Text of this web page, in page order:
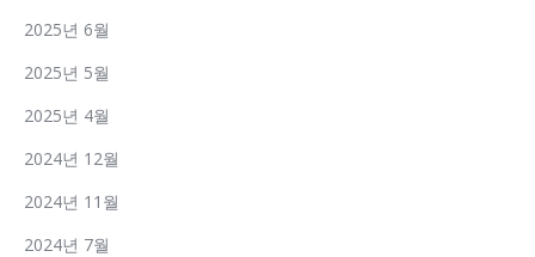
2025년 6월
2025년 5월
2025년 4월
2024년 12월
2024년 11월
2024년 7월